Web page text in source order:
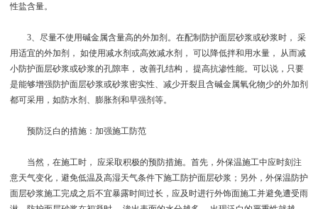
性盐含量。
3、尽量不使用碱金属含量高的外加剂。在配制防护面层砂浆或砂浆时， 采
用适宜的外加剂， 如使用减水剂或高效减水剂， 可以降低拌和用水量， 从而减
小防护面层砂浆或砂浆的孔隙率， 改善孔结构， 提高抗渗性能。可以说，只要
是能够增强防护面层砂浆或砂浆密实性、减少开裂且含碱金属氧化物少的外加剂
都可采用，如防水剂、膨胀剂和早强剂等。
预防泛白的措施：加强施工防范
当然，在施工时， 应采取积极的预防措施。首先，外保温施工中应时刻注
意天气变化，避免低温及高湿天气条件下施工防护面层砂浆；另外，外保温防护
面层砂浆施工完成之后不宜暴露时间过长，应及时进行外饰面施工并避免遭受雨